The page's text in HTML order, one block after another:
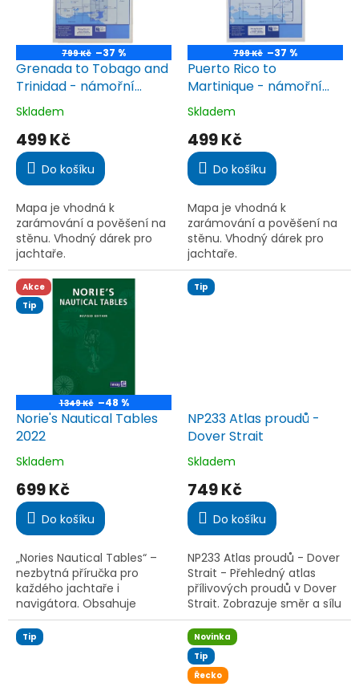
o
d
799 Kč –37 %
Grenada to Tobago and
Trinidad - námořní
mapa Imray B6
Průměrné
hodnocení
produktu
je
5,0
5
hvězdiček.
Skladem
499 Kč
Do košíku
Mapa je vhodná k
zarámování a pověšení na
stěnu. Vhodný dárek pro
jachtaře.
799 Kč –37 %
Puerto Rico to
Martinique - námořní
mapa Imray A
Průměrné
hodnocení
produktu
je
5,0
5
hvězdiček.
Skladem
499 Kč
Do košíku
Mapa je vhodná k
zarámování a pověšení na
stěnu. Vhodný dárek pro
jachtaře.
Akce
Tip
1 349 Kč –48 %
Norie's Nautical Tables
2022
Průměrné
hodnocení
produktu
je
5,0
5
hvězdiček.
Skladem
699 Kč
Do košíku
„Nories Nautical Tables“ –
nezbytná příručka pro
každého jachtaře i
navigátora. Obsahuje
tabulky, výpočty a data
potřebná pro přesnou
námořní navigaci a
Tip
NP233 Atlas proudů -
Dover Strait
Průměrné
hodnocení
produktu
je
5,0
5
hvězdiček.
Skladem
749 Kč
Do košíku
NP233 Atlas proudů - Dover
Strait - Přehledný atlas
přílivových proudů v Dover
Strait. Zobrazuje směr a sílu
proudů včetně jarních a
hluchých stavů. Nezbytná
pomůcka pro...
Tip
Novinka
Tip
Řecko